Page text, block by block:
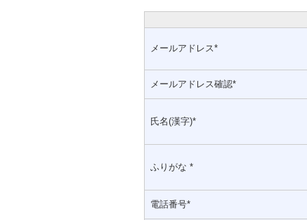
メールアドレス*
メールアドレス確認*
氏名(漢字)*
ふりがな *
電話番号*